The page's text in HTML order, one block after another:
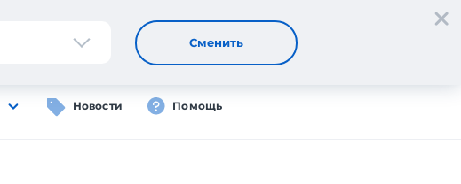
Регистрация Вход
Новости Помощь
Сменить